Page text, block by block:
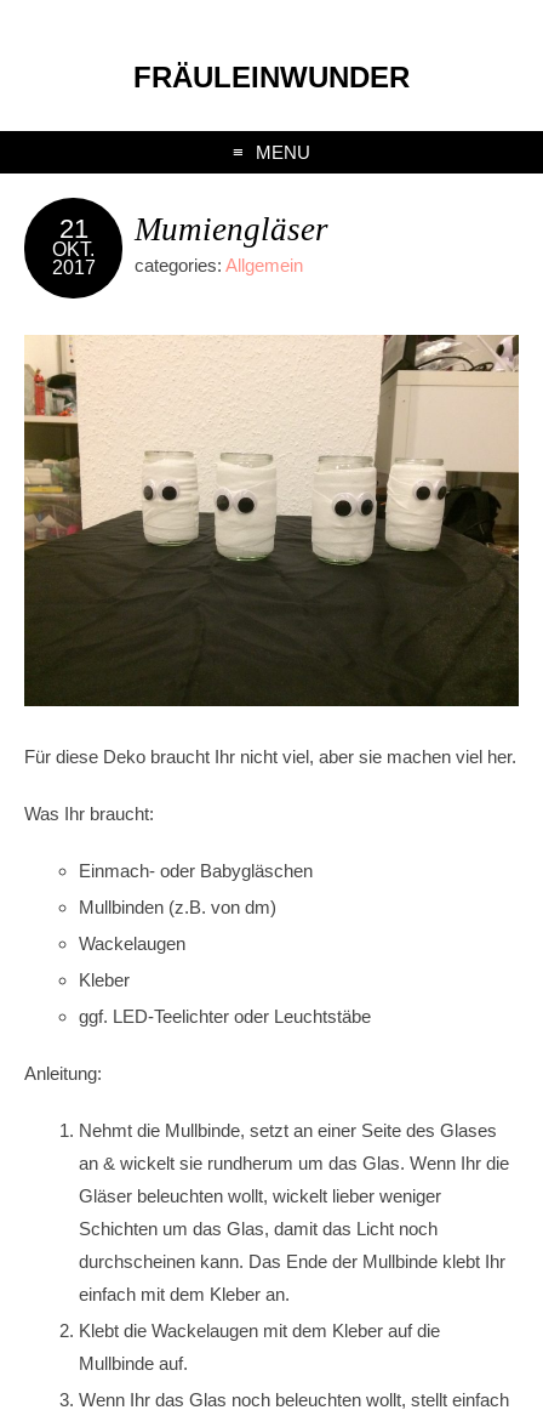
FRÄULEINWUNDER
MENU
21
OKT.
2017
Mumiengläser
categories: Allgemein
Für diese Deko braucht Ihr nicht viel, aber sie machen viel her.
Was Ihr braucht:
Einmach- oder Babygläschen
Mullbinden (z.B. von dm)
Wackelaugen
Kleber
ggf. LED-Teelichter oder Leuchtstäbe
Anleitung:
Nehmt die Mullbinde, setzt an einer Seite des Glases
an & wickelt sie rundherum um das Glas. Wenn Ihr die
Gläser beleuchten wollt, wickelt lieber weniger
Schichten um das Glas, damit das Licht noch
durchscheinen kann. Das Ende der Mullbinde klebt Ihr
einfach mit dem Kleber an.
Klebt die Wackelaugen mit dem Kleber auf die
Mullbinde auf.
Wenn Ihr das Glas noch beleuchten wollt, stellt einfach